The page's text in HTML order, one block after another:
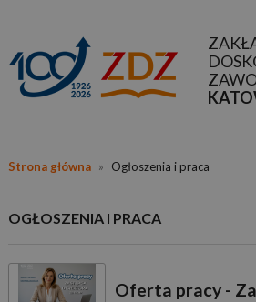
Strona główna » Ogłoszenia i praca
OGŁOSZENIA I PRACA
Oferta pracy -